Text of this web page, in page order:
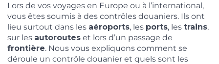
Lors de vos voyages en Europe ou à l’international,
vous êtes soumis à des contrôles douaniers. Ils ont
lieu surtout dans les aéroports, les ports, les trains,
sur les autoroutes et lors d’un passage de
frontière. Nous vous expliquons comment se
déroule un contrôle douanier et quels sont les